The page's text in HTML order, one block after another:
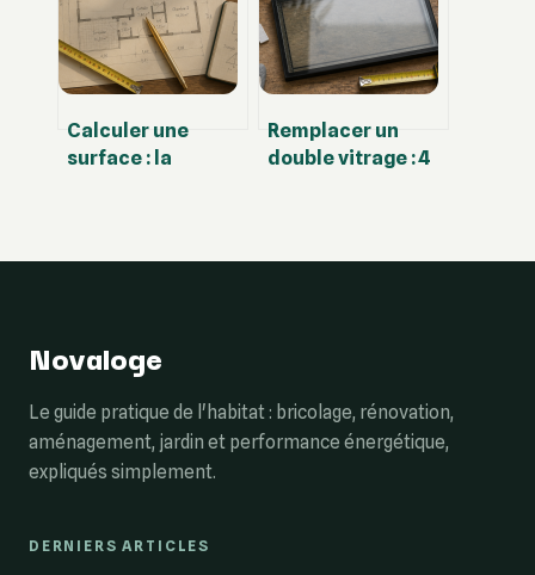
thermoélectricité
Calculer une
surface : la
Remplacer un
double vitrage : 4
fenêtres sans
Novaloge
Le guide pratique de l'habitat : bricolage, rénovation,
aménagement, jardin et performance énergétique,
expliqués simplement.
DERNIERS ARTICLES